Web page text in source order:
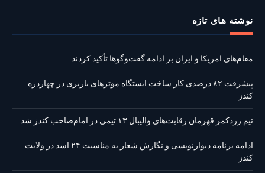
نوشته‌ های تازه
مقام‌های امریکا و ایران بر ادامه گفت‌وگوها تأکید کردند
پیشرفت ۸۲ درصدی کار ساخت ایستگاه موترهای باربری در چهاردره
کندز
تیم زردکمر قهرمان رقابت‌های والیبال ۱۳ تیمی در امام‌صاحب کندز شد
ادامه برنامه دیوارنویسی و نگارش شعار به مناسبت ۲۴ اسد در ولایت
کندز